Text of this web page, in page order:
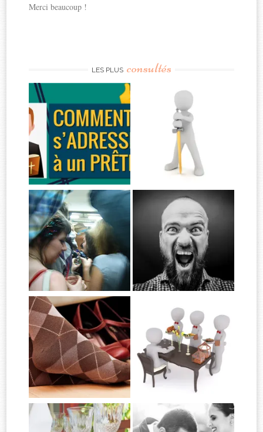
Merci beaucoup !
LES PLUS consultés